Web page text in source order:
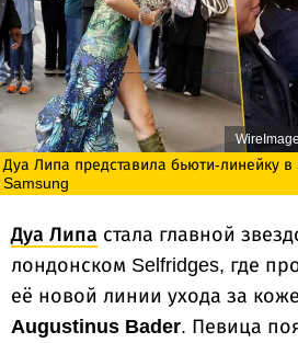
Дуа Липа представила бьюти-линейку в
Samsung
Дуа Липа стала главной
лондонском Selfridges, где
её новой линии ухода за
Augustinus Bader. Певица